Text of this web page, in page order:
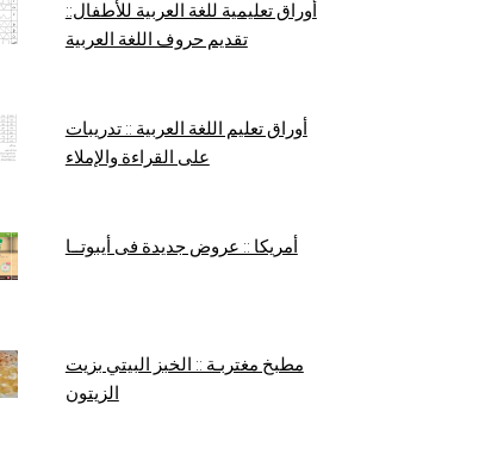
أوراق تعليمية للغة العربية للأطفال::
تقديم حروف اللغة العربية
أوراق تعليم اللغة العربية :: تدريبات
على القراءة والإملاء
أمريكا :: عروض جديدة فى أيبوتــا
مطبخ مغتربـة :: الخبز البيتي بزيت
الزيتون